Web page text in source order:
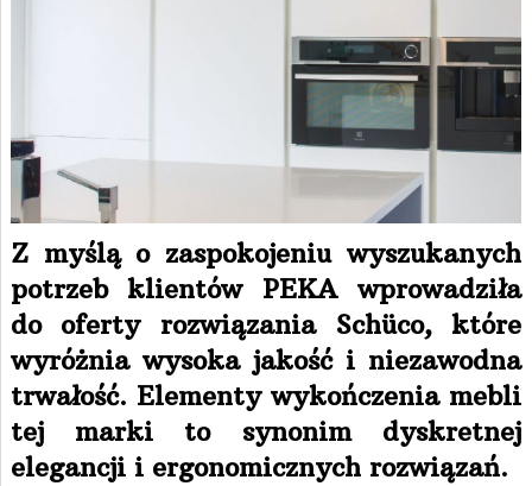
Z myślą o zaspokojeniu wyszukanych
potrzeb klientów PEKA wprowadziła
do oferty rozwiązania Schüco, które
wyróżnia wysoka jakość i niezawodna
trwałość. Elementy wykończenia mebli
tej marki to synonim dyskretnej
elegancji i ergonomicznych rozwiązań.